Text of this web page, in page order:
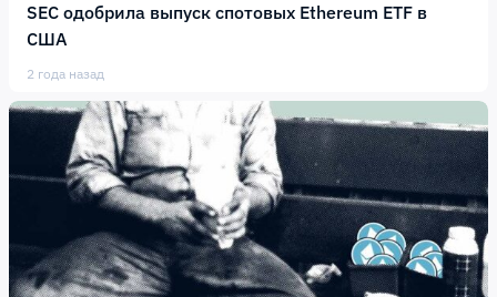
SEC одобрила выпуск спотовых Ethereum ETF в
США
2 года назад